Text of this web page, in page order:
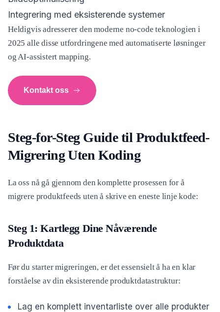
Integrering med eksisterende systemer
Heldigvis adresserer den moderne no-code teknologien i
2025 alle disse utfordringene med automatiserte løsninger
og AI-assistert mapping.
Kontakt oss
Steg-for-Steg Guide til Produktfeed-
Migrering Uten Koding
La oss nå gå gjennom den komplette prosessen for å
migrere produktfeeds uten å skrive en eneste linje kode:
Steg 1: Kartlegg Dine Nåværende
Produktdata
Før du starter migreringen, er det essensielt å ha en klar
forståelse av din eksisterende produktdatastruktur:
Lag en komplett inventarliste over alle produkter